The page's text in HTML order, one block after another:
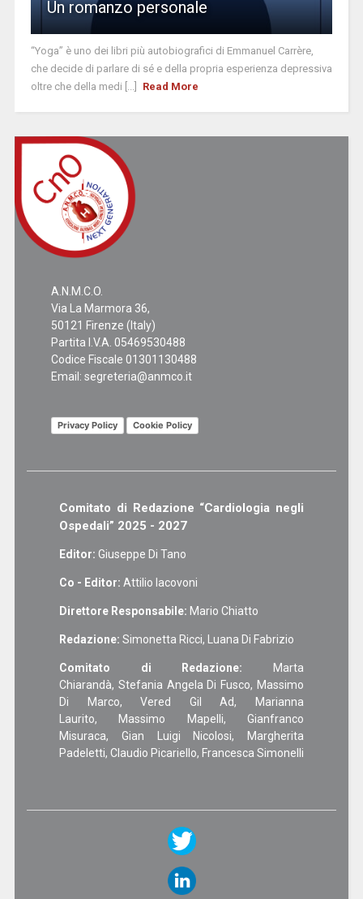
Un romanzo personale
“Yoga” è uno dei libri più autobiografici di Emmanuel Carrère,
che decide di parlare di sé e della propria esperienza depressiva
oltre che della medi [...]
Read More
A.N.M.C.O.
Via La Marmora 36,
50121 Firenze (Italy)
Partita I.V.A. 05469530488
Codice Fiscale 01301130488
Email: segreteria@anmco.it
Privacy Policy Cookie Policy
Comitato di Redazione “Cardiologia negli
Ospedali” 2025 - 2027
Editor: Giuseppe Di Tano
Co - Editor: Attilio Iacovoni
Direttore Responsabile: Mario Chiatto
Redazione: Simonetta Ricci, Luana Di Fabrizio
Comitato di Redazione: Marta
Chiarandà, Stefania Angela Di Fusco, Massimo
Di Marco, Vered Gil Ad, Marianna
Laurito, Massimo Mapelli, Gianfranco
Misuraca, Gian Luigi Nicolosi, Margherita
Padeletti, Claudio Picariello, Francesca Simonelli